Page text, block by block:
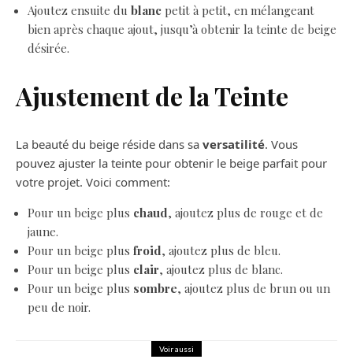
Ajoutez ensuite du blanc petit à petit, en mélangeant
bien après chaque ajout, jusqu’à obtenir la teinte de beige
désirée.
Ajustement de la Teinte
La beauté du beige réside dans sa versatilité. Vous
pouvez ajuster la teinte pour obtenir le beige parfait pour
votre projet. Voici comment:
Pour un beige plus chaud, ajoutez plus de rouge et de
jaune.
Pour un beige plus froid, ajoutez plus de bleu.
Pour un beige plus clair, ajoutez plus de blanc.
Pour un beige plus sombre, ajoutez plus de brun ou un
peu de noir.
Voir aussi